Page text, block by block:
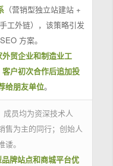
（营销型独立站建站 +
工外链），该策略引发
方案。
贸企业和制造业工
户初次合作后追加投
给朋友单位。
成员均为资深技术人
售为主的同行；创始人
。
牌站点和商城平台优